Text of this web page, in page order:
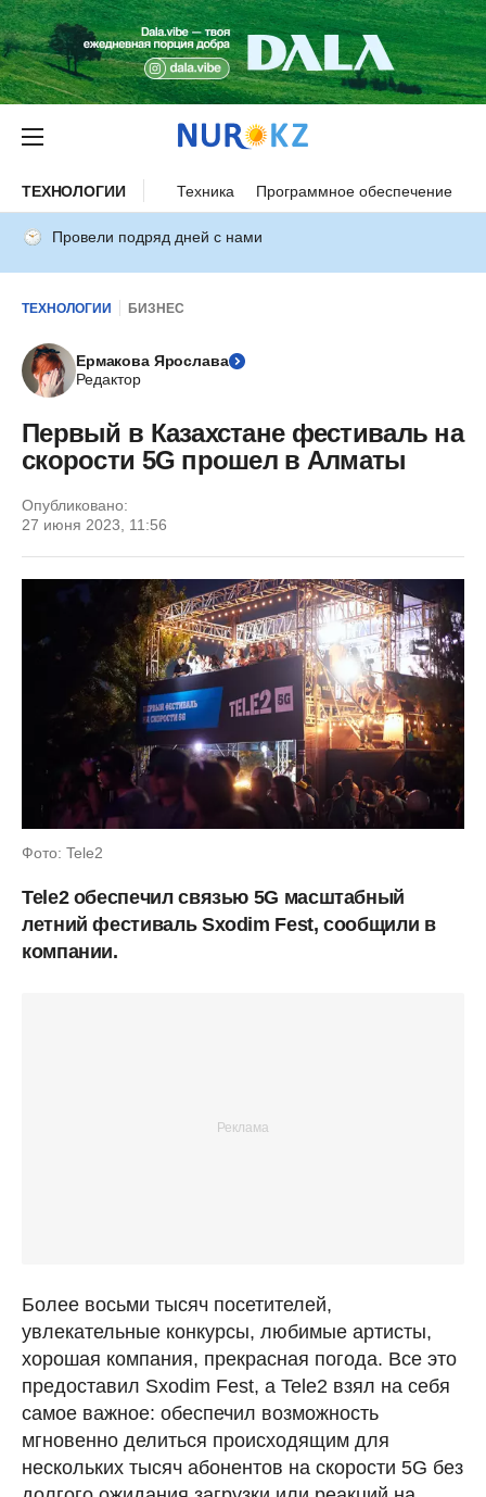
ТЕХНОЛОГИИ Техника Программное обеспечение
Провели подряд дней с нами
ТЕХНОЛОГИИ БИЗНЕС
Ермакова Ярослава
Редактор
Первый в Казахстане фестиваль на
скорости 5G прошел в Алматы
Опубликовано:
27 июня 2023, 11:56
Фото: Tele2
Tele2 обеспечил связью 5G масштабный
летний фестиваль Sxodim Fest, сообщили в
компании.
Более восьми тысяч посетителей,
увлекательные конкурсы, любимые артисты,
хорошая компания, прекрасная погода. Все это
предоставил Sxodim Fest, а Tele2 взял на себя
самое важное: обеспечил возможность
мгновенно делиться происходящим для
нескольких тысяч абонентов на скорости 5G без